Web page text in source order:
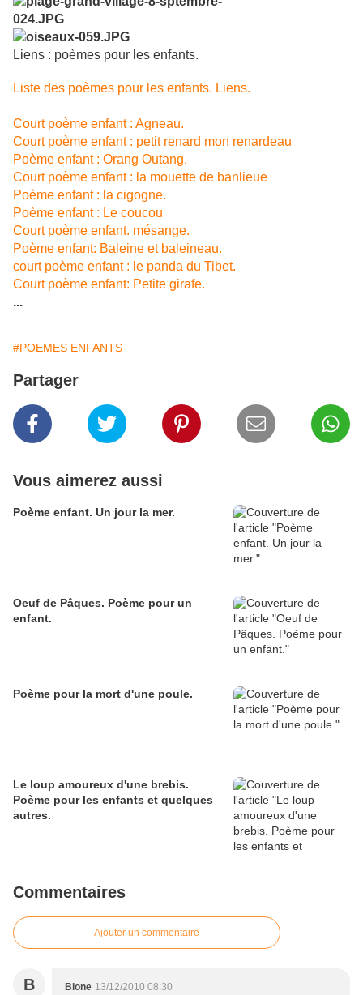
Liens : poèmes pour les enfants.
Liste des poèmes pour les enfants. Liens.
Court poème enfant : Agneau.
Court poème enfant : petit renard mon renardeau
Poème enfant : Orang Outang.
Court poème enfant : la mouette de banlieue
Poème enfant : la cigogne.
Poème enfant : Le coucou
Court poème enfant. mésange.
Poème enfant: Baleine et baleineau.
court poème enfant : le panda du Tibet.
Court poème enfant: Petite girafe.
...
#POEMES ENFANTS
Partager
Vous aimerez aussi
Poème enfant. Un jour la mer.
Oeuf de Pâques. Poème pour un
enfant.
Poème pour la mort d'une poule.
Le loup amoureux d'une brebis.
Poème pour les enfants et quelques
autres.
Commentaires
Ajouter un commentaire
B Blone 13/12/2010 08:30